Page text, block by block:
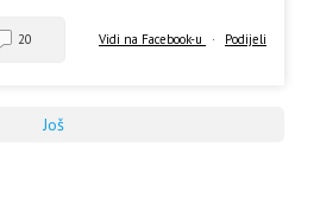
Vidi na Facebook-u · Podijeli
20
Još